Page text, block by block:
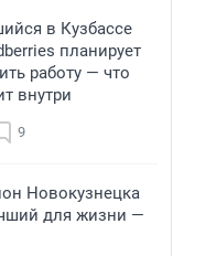
в Кузбассе
планирует
работу — что
внутри
9
Новокузнецка
для жизни —